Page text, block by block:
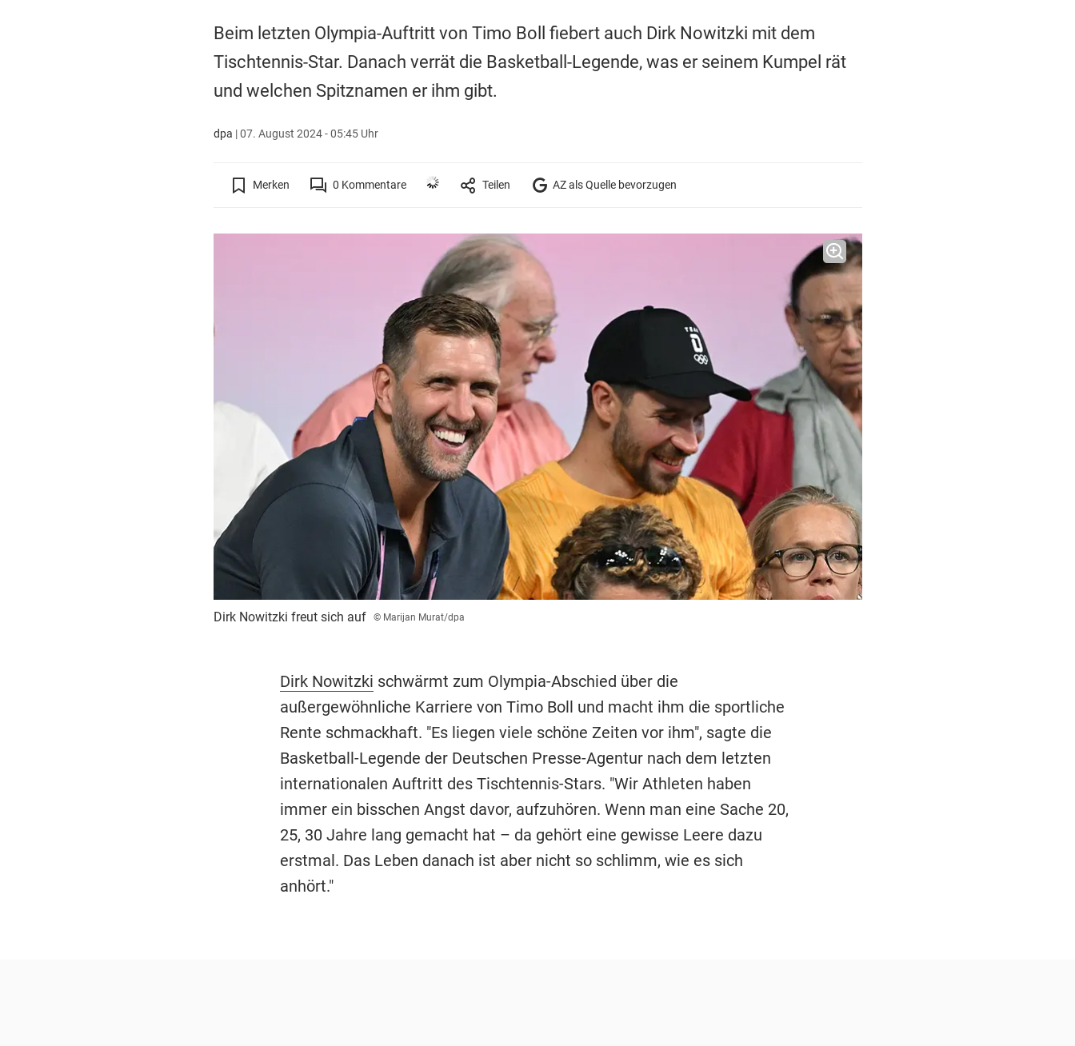
Beim letzten Olympia-Auftritt von Timo Boll fiebert auch Dirk Nowitzki mit dem
Tischtennis-Star. Danach verrät die Basketball-Legende, was er seinem Kumpel rät
und welchen Spitznamen er ihm gibt.
dpa |07. August 2024 - 05:45 Uhr
Merken 0 Kommentare Teilen AZ als Quelle bevorzugen
Dirk Nowitzki freut sich auf © Marijan Murat/dpa
Dirk Nowitzki schwärmt zum Olympia-Abschied über die
außergewöhnliche Karriere von Timo Boll und macht ihm die sportliche
Rente schmackhaft. "Es liegen viele schöne Zeiten vor ihm", sagte die
Basketball-Legende der Deutschen Presse-Agentur nach dem letzten
internationalen Auftritt des Tischtennis-Stars. "Wir Athleten haben
immer ein bisschen Angst davor, aufzuhören. Wenn man eine Sache 20,
25, 30 Jahre lang gemacht hat – da gehört eine gewisse Leere dazu
erstmal. Das Leben danach ist aber nicht so schlimm, wie es sich
anhört."